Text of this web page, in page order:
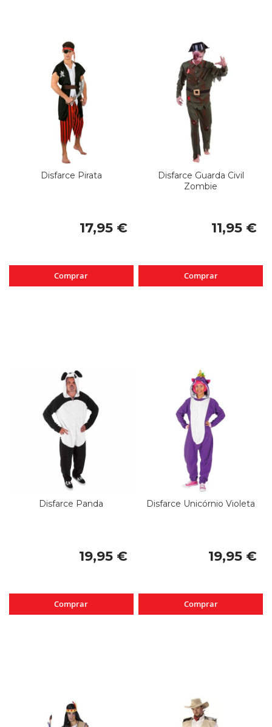
Disfarce Pirata
17,95 €
Comprar
Disfarce Guarda Civil
Zombie
11,95 €
Comprar
Disfarce Panda
19,95 €
Comprar
Disfarce Unicórnio Violeta
19,95 €
Comprar